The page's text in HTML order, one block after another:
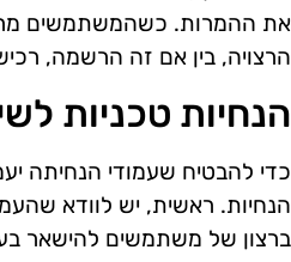
את ההמרות. כשהמשתמשים
הרצויה, בין אם זה הרשמה,
הנחיות טכניות
כדי להבטיח שעמודי הנחיתה
הנחיות. ראשית, יש לוודא
ברצון של משתמשים להישאר